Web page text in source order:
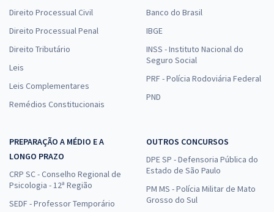
Direito Processual Civil
Direito Processual Penal
Direito Tributário
Leis
Leis Complementares
Remédios Constitucionais
Banco do Brasil
IBGE
INSS - Instituto Nacional do
Seguro Social
PRF - Polícia Rodoviária Federal
PND
PREPARAÇÃO A MÉDIO E A
LONGO PRAZO
CRP SC - Conselho Regional de
Psicologia - 12ª Região
SEDF - Professor Temporário
OUTROS CONCURSOS
DPE SP - Defensoria Pública do
Estado de São Paulo
PM MS - Polícia Militar de Mato
Grosso do Sul